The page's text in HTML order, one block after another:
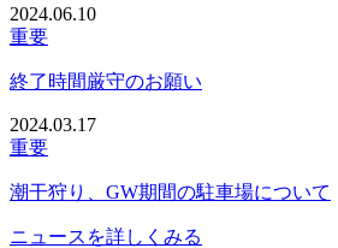
2024.06.10
重要
終了時間厳守のお願い
2024.03.17
重要
潮干狩り、GW期間の駐車場について
ニュースを詳しくみる